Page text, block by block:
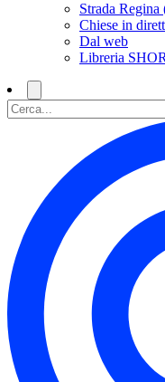
Strada
Chiese in
Dal web
Libreria